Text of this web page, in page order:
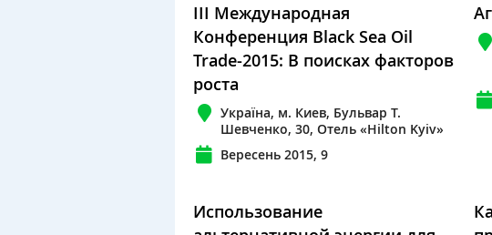
III Международная
Конференция Black Sea Oil
Trade-2015: В поисках факторов
роста
Україна, м. Киев, Бульвар Т.
Шевченко, 30, Отель «Hilton Kyiv»
Вересень 2015, 9
Использование